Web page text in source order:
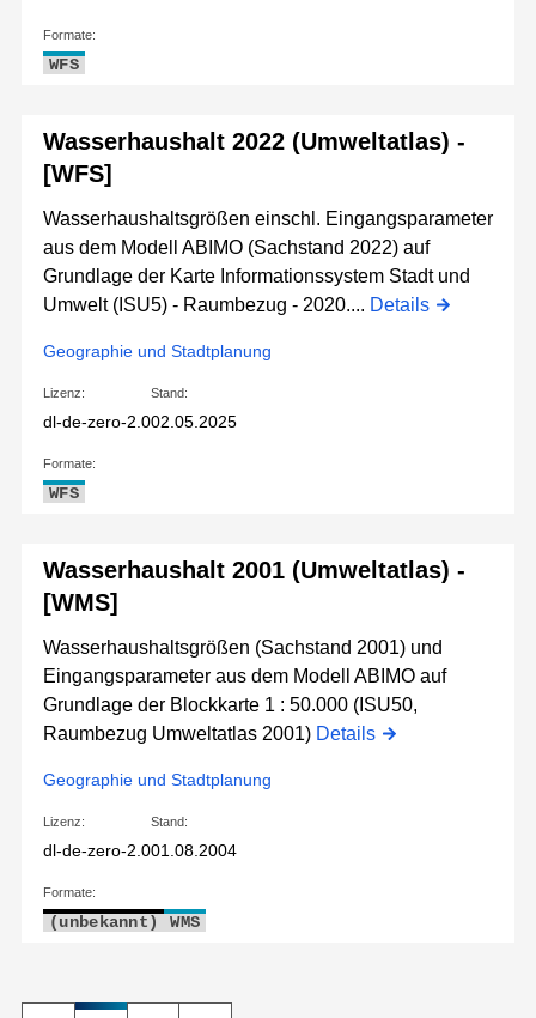
Formate:
WFS
Wasserhaushalt 2022 (Umweltatlas) -
[WFS]
Wasserhaushaltsgrößen einschl. Eingangsparameter
aus dem Modell ABIMO (Sachstand 2022) auf
Grundlage der Karte Informationssystem Stadt und
Umwelt (ISU5) - Raumbezug - 2020.... Details
Geographie und Stadtplanung
Lizenz:
dl-de-zero-2.0
Stand:
02.05.2025
Formate:
WFS
Wasserhaushalt 2001 (Umweltatlas) -
[WMS]
Wasserhaushaltsgrößen (Sachstand 2001) und
Eingangsparameter aus dem Modell ABIMO auf
Grundlage der Blockkarte 1 : 50.000 (ISU50,
Raumbezug Umweltatlas 2001) Details
Geographie und Stadtplanung
Lizenz:
dl-de-zero-2.0
Stand:
01.08.2004
Formate:
(unbekannt) WMS